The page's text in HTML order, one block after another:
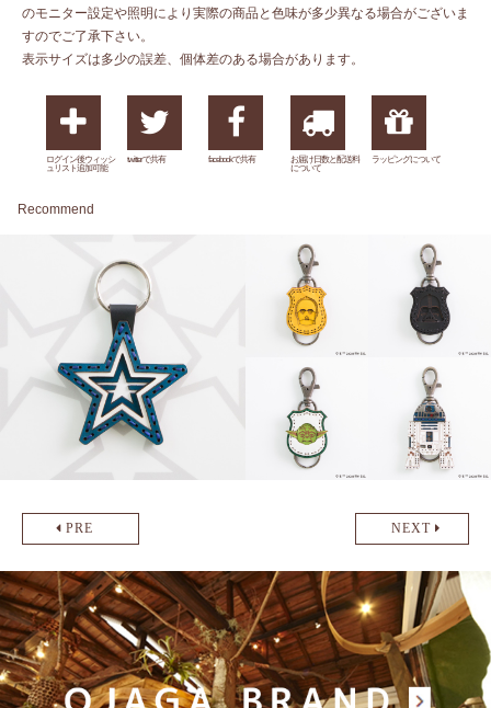
のモニター設定や照明により実際の商品と色味が多少異なる場合がございま
すのでご了承下さい。
表示サイズは多少の誤差、個体差のある場合があります。
ログイン後ウィッシ
ュリスト追加可能
twitterで共有 facebookで共有
お届け日数と配送料
について
ラッピングについて
Recommend